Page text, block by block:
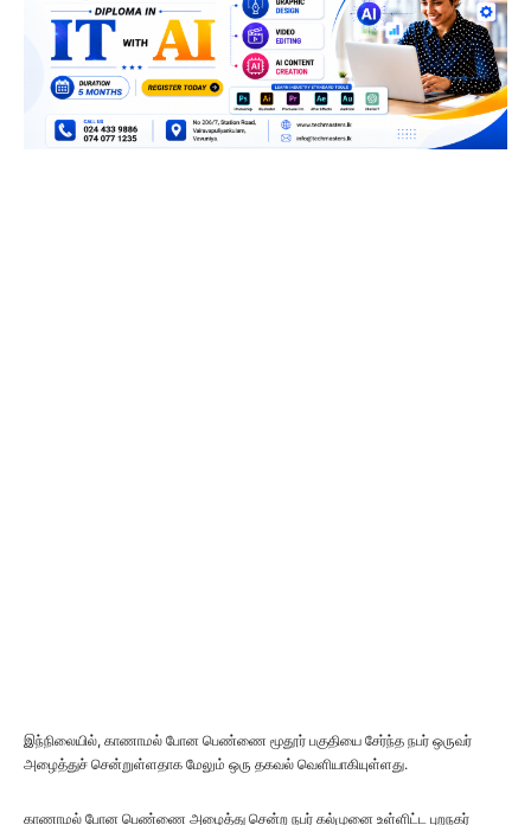
இந்நிலையில், காணாமல் போன பெண்ணை மூதூர் பகுதியை சேர்ந்த நபர் ஒருவர்
அழைத்துச் சென்றுள்ளதாக மேலும் ஒரு தகவல் வெளியாகியுள்ளது.
காணாமல் போன பெண்ணை அழைத்து சென்ற நபர் கல்முனை உள்ளிட்ட புறநகர்